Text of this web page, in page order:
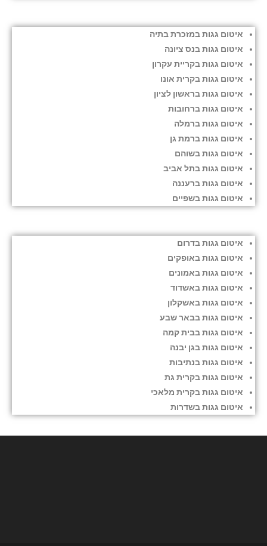
איטום גגות במזכרת בתיה
איטום גגות בנס ציונה
איטום גגות בקריית עקרון
איטום גגות בקרית אונו
איטום גגות בראשון לציון
איטום גגות ברחובות
איטום גגות ברמלה
איטום גגות ברמת גן
איטום גגות בשוהם
איטום גגות בתל אביב
איטום גגות ברעננה
איטום גגות בשפיים
איטום גגות בדרום
איטום גגות באופקים
איטום גגות באמונים
איטום גגות באשדוד
איטום גגות באשקלון
איטום גגות בבאר שבע
איטום גגות בבית קמה
איטום גגות בגן יבנה
איטום גגות בנתיבות
איטום גגות בקרית גת
איטום גגות בקרית מלאכי
איטום גגות בשדרות